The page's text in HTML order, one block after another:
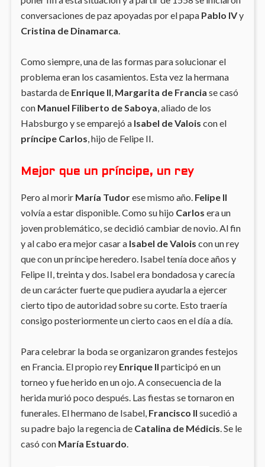
conversaciones de paz apoyadas por el papa Pablo IVy
Cristina de Dinamarca
Como siempre, una de las formas para solucionar el
problema eran los casamientos. Esta vez la hermana
bastarda de Enrique II, Margarita de Francia se casó
con Manuel Filiberto de Saboya, aliado de los
Habsburgo y se emparejó a Isabel de Valois con el
príncipe Carlos, hijo de Felipe II.
Mejor que un príncipe, un rey
Pero al morir María Tudorese mismo año. Felipe II
volvía a estar disponible. Como su hijo Carlos era un
joven problemático, se decidió cambiar de novio. Al fin
y al cabo era mejor casar aIsabel de Valois con un rey
que con un príncipe heredero. Isabel tenía doce años y
Felipe II, treinta y dos. Isabel era bondadosa y carecía
de un carácter fuerte que pudiera ayudarla a ejercer
cierto tipo de autoridad sobre su corte. Esto traería
consigo posteriormente un cierto caos en el día a día.
Para celebrar la boda se organizaron grandes festejos
en Francia. El propio rey Enrique II participó en un
torneo y fue herido en un ojo. A consecuencia de la
herida murió poco después. Las fiestas se tornaron en
funerales. El hermano de Isabel, Francisco II sucedió a
su padre bajo la regencia de Catalina de Médicis. Se le
casó con María Estuardo.